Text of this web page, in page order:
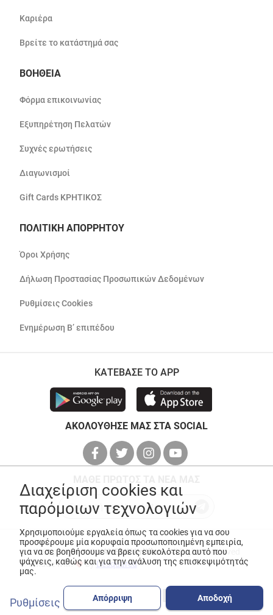
Καριέρα
Βρείτε το κατάστημά σας
ΒΟΗΘΕΙΑ
Φόρμα επικοινωνίας
Εξυπηρέτηση Πελατών
Συχνές ερωτήσεις
Διαγωνισμοί
Gift Cards ΚΡΗΤΙΚΟΣ
ΠΟΛΙΤΙΚΗ ΑΠΟΡΡΗΤΟΥ
Όροι Χρήσης
Δήλωση Προστασίας Προσωπικών Δεδομένων
Ρυθμίσεις Cookies
Ενημέρωση Β’ επιπέδου
ΚΑΤΕΒΑΣΕ ΤΟ APP
ΑΚΟΛΟΥΘΗΣΕ ΜΑΣ ΣΤΑ SOCIAL
© Copyright 2026ANEDIK Kritikos. All Rights Reserved
Made with
byDesquared
Διαχείριση cookies και
παρόμοιων τεχνολογιών
Χρησιμοποιούμε εργαλεία όπως τα cookies για να σου
προσφέρουμε μία κορυφαία προσωποποιημένη εμπειρία,
για να σε βοηθήσουμε να βρεις ευκολότερα αυτό που
ψάχνεις, καθώς και για την ανάλυση της επισκεψιμότητάς
μας.
Ρυθμίσεις Απόρριψη Αποδοχή